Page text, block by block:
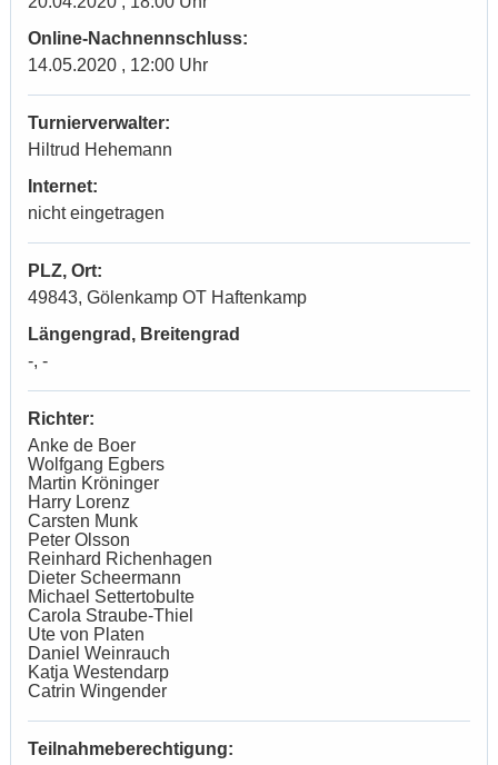
Online-Nachnennschluss:
14.05.2020 , 12:00 Uhr
Turnierverwalter:
Hiltrud Hehemann
Internet:
nicht eingetragen
PLZ, Ort:
49843, Gölenkamp OT Haftenkamp
Längengrad, Breitengrad
-, -
Richter:
Anke de Boer
Wolfgang Egbers
Martin Kröninger
Harry Lorenz
Carsten Munk
Peter Olsson
Reinhard Richenhagen
Dieter Scheermann
Michael Settertobulte
Carola Straube-Thiel
Ute von Platen
Daniel Weinrauch
Katja Westendarp
Catrin Wingender
Teilnahmeberechtigung: